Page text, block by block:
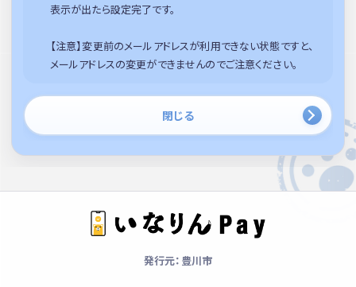
表示が出たら設定完了です。
【注意】変更前のメールアドレスが利用できない状態ですと、
メールアドレスの変更ができませんのでご注意ください。
閉じる
発行元：豊川市